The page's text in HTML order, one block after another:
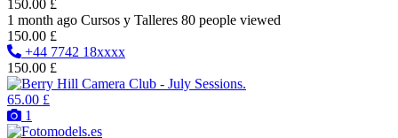
150.00 £
1 month ago Cursos y Talleres 80 people viewed
150.00 £
+44 7742 18xxxx
150.00 £
65.00 £
1